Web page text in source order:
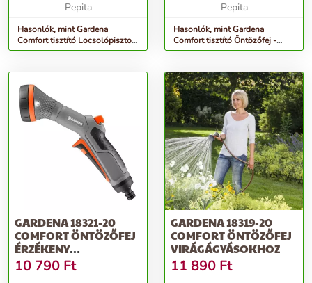
Pepita
Hasonlók, mint Gardena
Comfort tisztító Locsolópisztoly
- szürke-narancs
Pepita
Hasonlók, mint Gardena
Comfort tisztító Öntözőfej -
szürke-narancs
GARDENA 18321-20
COMFORT ÖNTÖZŐFEJ
ÉRZÉKENY
NÖVÉNYEKHEZ
10 790 Ft
GARDENA 18319-20
COMFORT ÖNTÖZŐFEJ
VIRÁGÁGYÁSOKHOZ
11 890 Ft